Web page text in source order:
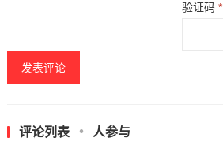
验证码*
评论列表 人参与